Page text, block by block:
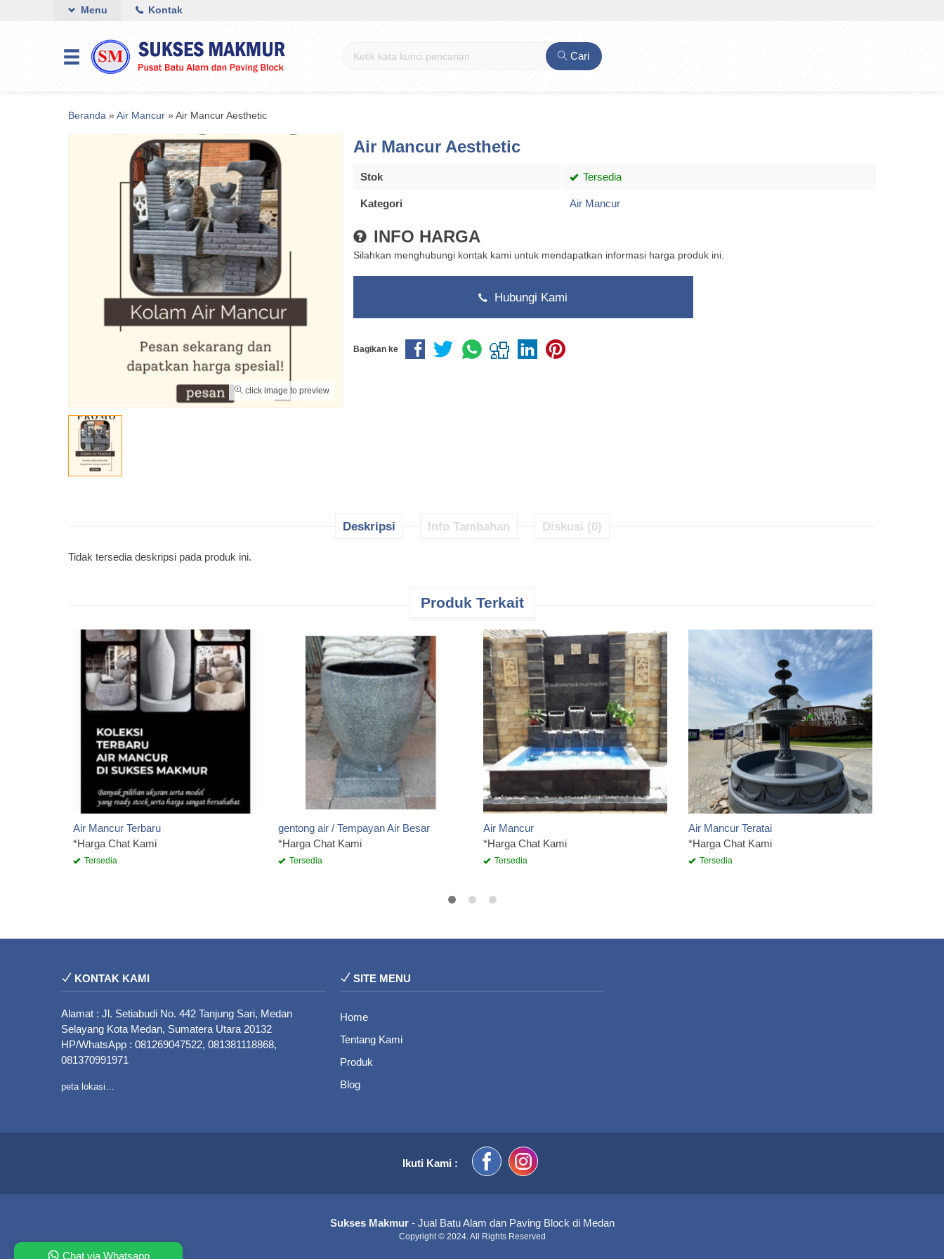
Menu Kontak
Cari
Beranda » Air Mancur » Air Mancur Aesthetic
click image to preview
Air Mancur Aesthetic
Stok Tersedia
Kategori Air Mancur
INFO HARGA
Silahkan menghubungi kontak kami untuk mendapatkan informasi harga produk ini.
Hubungi Kami
Bagikan ke
Deskripsi Info Tambahan Diskusi (0)
Tidak tersedia deskripsi pada produk ini.
Produk Terkait
Air Mancur Terbaru
*Harga Chat Kami
Tersedia
gentong air / Tempayan Air Besar
*Harga Chat Kami
Tersedia
Air Mancur
*Harga Chat Kami
Tersedia
Air Mancur Teratai
*Harga Chat Kami
Tersedia
KONTAK KAMI
Alamat : Jl. Setiabudi No. 442 Tanjung Sari, Medan
Selayang Kota Medan, Sumatera Utara 20132
HP/WhatsApp : 081269047522, 081381118868,
081370991971
peta lokasi…
SITE MENU
Home
Tentang Kami
Produk
Blog
Ikuti Kami :
Sukses Makmur- Jual Batu Alam dan Paving Block di Medan
Copyright © 2024. All Rights Reserved
Chat via Whatsapp